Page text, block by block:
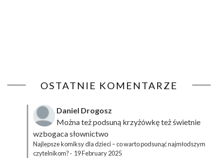
OSTATNIE KOMENTARZE
Daniel Drogosz
Można też podsuną krzyżówkęteż świetnie
wzbogaca słownictwo
Najlepsze komiksy dla dzieci – co warto podsunąć najmłodszym
czytelnikom? · 19 February 2025